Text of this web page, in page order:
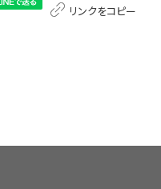
リンクをコピー